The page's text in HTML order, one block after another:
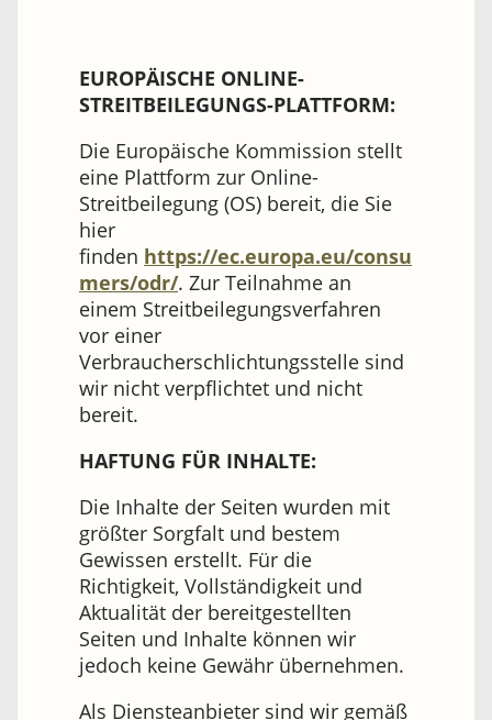
EUROPÄISCHE ONLINE-
STREITBEILEGUNGS-PLATTFORM:
Die Europäische Kommission stellt
eine Plattform zur Online-
Streitbeilegung (OS) bereit, die Sie
hier
finden https://ec.europa.eu/consu
mers/odr/. Zur Teilnahme an
einem Streitbeilegungsverfahren
vor einer
Verbraucherschlichtungsstelle sind
wir nicht verpflichtet und nicht
bereit.
HAFTUNG FÜR INHALTE:
Die Inhalte der Seiten wurden mit
größter Sorgfalt und bestem
Gewissen erstellt. Für die
Richtigkeit, Vollständigkeit und
Aktualität der bereitgestellten
Seiten und Inhalte können wir
jedoch keine Gewähr übernehmen.
Als Diensteanbieter sind wir gemäß